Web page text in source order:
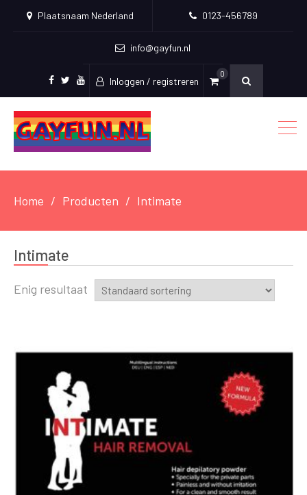
Plaatsnaam Nederland 0123-456789
info@gayfun.nl
Facebook
TwitterYoutube
Inloggen / registreren
0
Home Producten Intimate
Intimate
Enig resultaat